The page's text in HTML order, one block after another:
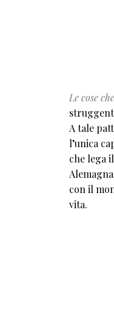
Le cose
A tale
l’unica
che lega
con il
vita.